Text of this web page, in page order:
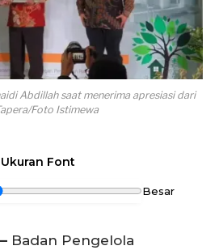
Abdillah saat menerima apresiasi dari
Foto Istimewa
Ukuran Font
Besar
Badan Pengelola